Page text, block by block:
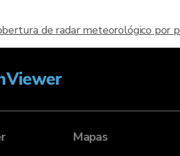
de radar meteorológico por
Mapas